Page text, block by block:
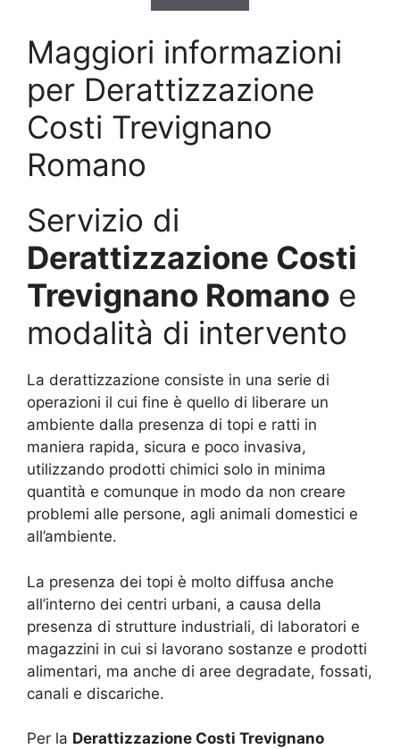
Maggiori informazioni
per Derattizzazione
Costi Trevignano
Romano
Servizio di
Derattizzazione Costi
Trevignano Romano e
modalità di intervento
La derattizzazione consiste in una serie di
operazioni il cui fine è quello di liberare un
ambiente dalla presenza di topi e ratti in
maniera rapida, sicura e poco invasiva,
utilizzando prodotti chimici solo in minima
quantità e comunque in modo da non creare
problemi alle persone, agli animali domestici e
all’ambiente.
La presenza dei topi è molto diffusa anche
all’interno dei centri urbani, a causa della
presenza di strutture industriali, di laboratori e
magazzini in cui si lavorano sostanze e prodotti
alimentari, ma anche di aree degradate, fossati,
canali e discariche.
Per la Derattizzazione Costi Trevignano